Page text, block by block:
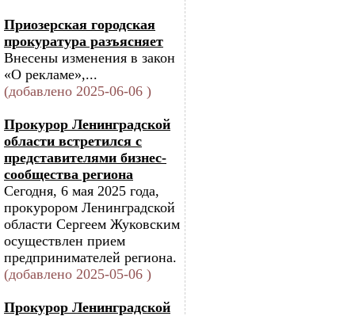
Приозерская городская
прокуратура разъясняет
Внесены изменения в закон
«О рекламе»,...
(добавлено 2025-06-06 )
Прокурор Ленинградской
области встретился с
представителями бизнес-
сообщества региона
Сегодня, 6 мая 2025 года,
прокурором Ленинградской
области Сергеем Жуковским
осуществлен прием
предпринимателей региона.
(добавлено 2025-05-06 )
Прокурор Ленинградской